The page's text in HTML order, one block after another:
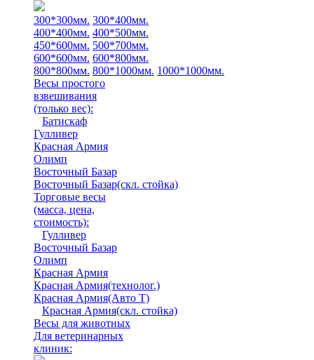
300*300мм. 300*400мм.
400*400мм. 400*500мм.
450*600мм. 500*700мм.
600*600мм. 600*800мм.
800*800мм. 800*1000мм. 1000*1000мм.
Весы простого
взвешивания
(только вес):
Батискаф
Гулливер
Красная Армия
Олимп
Восточный Базар
Восточный Базар(скл. стойка)
Торговые весы
(масса, цена,
стоимость):
Гулливер
Восточный Базар
Олимп
Красная Армия
Красная Армия(технолог.)
Красная Армия(Авто Т)
Красная Армия(скл. стойка)
Весы для животных
Для ветеринарных
клиник: